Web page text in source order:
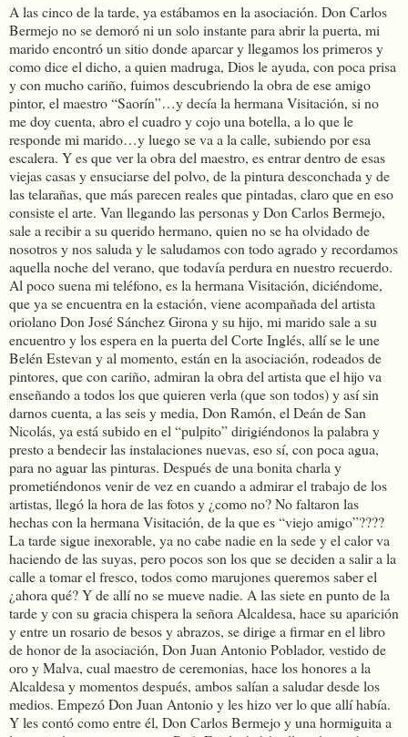
A las cinco de la tarde, ya estábamos en la asociación. Don Carlos
Bermejo no se demoró ni un solo instante para abrir la puerta, mi
marido encontró un sitio donde aparcar y llegamos los primeros y
como dice el dicho, a quien madruga, Dios le ayuda, con poca prisa
y con mucho cariño, fuimos descubriendo la obra de ese amigo
pintor, el maestro “Saorín”…y decía la hermana Visitación, si no
me doy cuenta, abro el cuadro y cojo una botella, a lo que le
responde mi marido…y luego se va a la calle, subiendo por esa
escalera. Y es que ver la obra del maestro, es entrar dentro de esas
viejas casas y ensuciarse del polvo, de la pintura desconchada y de
las telarañas, que más parecen reales que pintadas, claro que en eso
consiste el arte. Van llegando las personas y Don Carlos Bermejo,
sale a recibir a su querido hermano, quien no se ha olvidado de
nosotros y nos saluda y le saludamos con todo agrado y recordamos
aquella noche del verano, que todavía perdura en nuestro recuerdo.
Al poco suena mi teléfono, es la hermana Visitación, diciéndome,
que ya se encuentra en la estación, viene acompañada del artista
oriolano Don José Sánchez Girona y su hijo, mi marido sale a su
encuentro y los espera en la puerta del Corte Inglés, allí se le une
Belén Estevan y al momento, están en la asociación, rodeados de
pintores, que con cariño, admiran la obra del artista que el hijo va
enseñando a todos los que quieren verla (que son todos) y así sin
darnos cuenta, a las seis y media, Don Ramón, el Deán de San
Nicolás, ya está subido en el “pulpito” dirigiéndonos la palabra y
presto a bendecir las instalaciones nuevas, eso sí, con poca agua,
para no aguar las pinturas. Después de una bonita charla y
prometiéndonos venir de vez en cuando a admirar el trabajo de los
artistas, llegó la hora de las fotos y ¿como no? No faltaron las
hechas con la hermana Visitación, de la que es “viejo amigo”????
La tarde sigue inexorable, ya no cabe nadie en la sede y el calor va
haciendo de las suyas, pero pocos son los que se deciden a salir a la
calle a tomar el fresco, todos como marujones queremos saber el
¿ahora qué? Y de allí no se mueve nadie. A las siete en punto de la
tarde y con su gracia chispera la señora Alcaldesa, hace su aparición
y entre un rosario de besos y abrazos, se dirige a firmar en el libro
de honor de la asociación, Don Juan Antonio Poblador, vestido de
oro y Malva, cual maestro de ceremonias, hace los honores a la
Alcaldesa y momentos después, ambos salían a saludar desde los
medios. Empezó Don Juan Antonio y les hizo ver lo que allí había.
Y les contó como entre él, Don Carlos Bermejo y una hormiguita a